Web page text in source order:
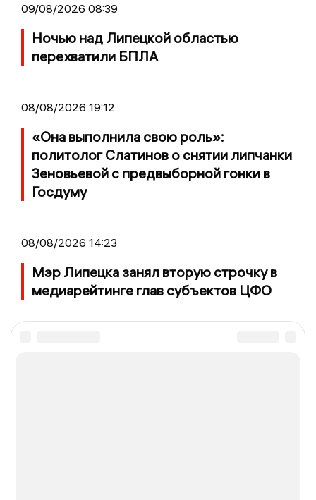
09/08/2026 08:39
Ночью над Липецкой областью
перехватили БПЛА
08/08/2026 19:12
«Она выполнила свою роль»:
политолог Слатинов о снятии липчанки
Зеновьевой с предвыборной гонки в
Госдуму
08/08/2026 14:23
Мэр Липецка занял вторую строчку в
медиарейтинге глав субъектов ЦФО